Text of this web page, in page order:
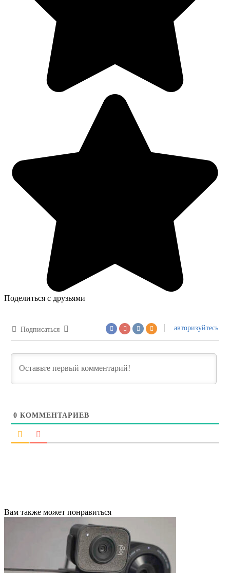
Поделиться с друзьями
Подписаться авторизуйтесь
0 КОММЕНТАРИЕВ
Вам также может понравиться